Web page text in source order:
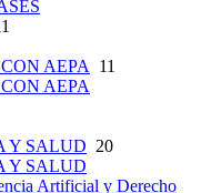
AEPA
11
AEPA
Y SALUD 20
Y SALUD
Artificial y Derecho